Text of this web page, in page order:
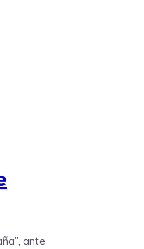
ante